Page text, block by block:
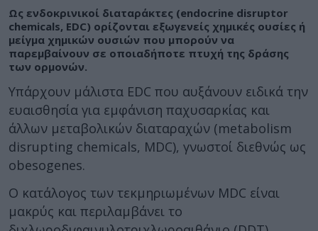
Ως ενδοκρινικοί διαταράκτες (endocrine disruptor
chemicals, EDC) ορίζονται εξωγενείς χημικές ουσίες ή
μείγμα χημικών ουσιών που μπορούν να
παρεμβαίνουν σε οποιαδήποτε πτυχή της δράσης
των ορμονών.
Υπάρχουν μάλιστα EDC που αυξάνουν ειδικά την
ευαισθησία για εμφάνιση παχυσαρκίας και
άλλων μεταβολικών διαταραχών (metabolism
disrupting chemicals, MDC), γνωστοί διεθνώς ως
obesogenes.
Ο κατάλογος των τεκμηριωμένων MDC είναι
μακρύς και περιλαμβάνει το